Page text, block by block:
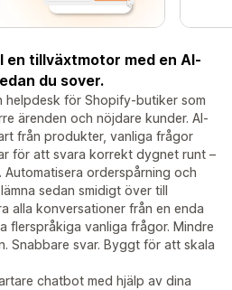
tillväxtmotor med en AI-
du sover.
helpdesk för Shopify-butiker som
ärenden och nöjdare kunder. AI-
från produkter, vanliga frågor
för att svara korrekt dygnet runt –
Automatisera orderspårning och
sedan smidigt över till
alla konversationer från en enda
flerspråkiga vanliga frågor. Mindre
Snabbare svar. Byggt för att skala
chatbot med hjälp av dina